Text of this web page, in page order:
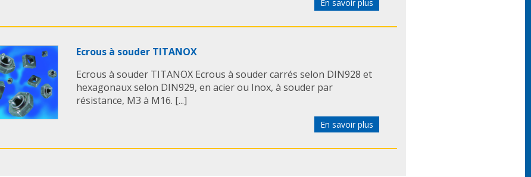
En savoir plus
Ecrous à souder TITANOX
Ecrous à souder TITANOX Ecrous à souder carrés selon DIN928 et
hexagonaux selon DIN929, en acier ou Inox, à souder par
résistance, M3 à M16. [...]
En savoir plus